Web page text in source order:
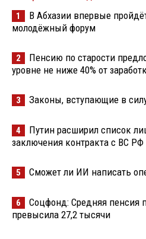
1
В Абхазии впервые
молодёжный форум
2
Пенсию по старости
уровне не ниже 40% от
3 Законы, вступающие в
4
Путин расширил список
заключения контракта с ВС РФ
5 Сможет ли ИИ написать
6
Соцфонд: Средняя пенсия
превысила 27,2 тысячи